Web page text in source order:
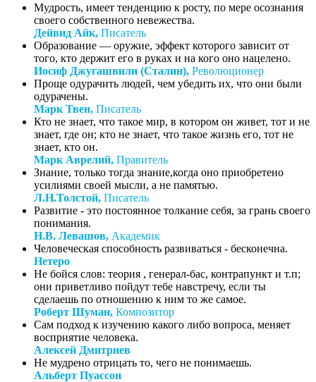
Мудрость, имеет тенденцию к росту, по мере осознания
своего собственного невежества.
Дейвид Айк, Писатель
Образование — оружие, эффект которого зависит от
того, кто держит его в руках и на кого оно нацелено.
Иосиф Джугашвили (Сталин), Революционер
Проще одурачить людей, чем убедить их, что они были
одурачены.
Марк Твен, Писатель
Кто не знает, что такое мир, в котором он живет, тот и не
знает, где он; кто не знает, что такое жизнь его, тот не
знает, кто он.
Марк Аврелий, Правитель
Знание, только тогда знание,когда оно приобретено
усилиями своей мысли, а не памятью.
Л.Н.Толстой, Писатель
Развитие - это постоянное толкание себя, за грань своего
понимания.
Н.В. Левашов, Академик
Человеческая способность развиваться - бесконечна.
Нетеро
Не бойся слов: теория , генерал-бас, контрапункт и т.п;
они приветливо пойдут тебе навстречу, если ты
сделаешь по отношению к ним то же самое.
Роберт Шуман, Композитор
Сам подход к изучению какого либо вопроса, меняет
восприятие человека.
Алексей Дмитриев
Не мудрено отрицать то, чего не понимаешь.
Альберт Пуассон